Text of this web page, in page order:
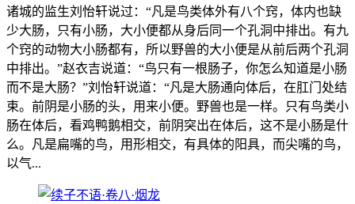
诸城的监生刘怡轩说过：“凡是鸟类体外有八个窍，体内也缺
少大肠，只有小肠，大小便都从身后同一个孔洞中排出。有九
个窍的动物大小肠都有，所以野兽的大小便是从前后两个孔洞
中排出。”赵衣吉说道：“鸟只有一根肠子，你怎么知道是小肠
而不是大肠？”刘怡轩说道：“凡是大肠通向体后，在肛门处结
束。前阴是小肠的头，用来小便。野兽也是一样。只有鸟类小
肠在体后，看鸡鸭鹅相交，前阴突出在体后，这不是小肠是什
么。凡是扁嘴的鸟，用形相交，有具体的阳具，而尖嘴的鸟，
以气...